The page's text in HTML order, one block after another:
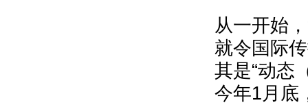
从一开始
就令国际
其是“动态
今年1月底